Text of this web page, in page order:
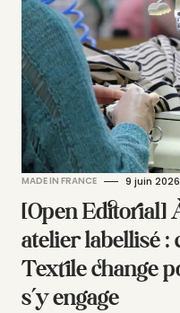
MADE IN FRANCE 9 juin 2026
[Open Editorial]
atelier labellisé :
Textile change
s’y engage